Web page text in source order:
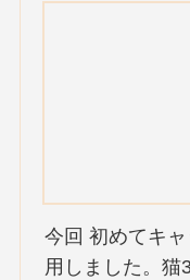
今回 初めてキ
用しました。猫